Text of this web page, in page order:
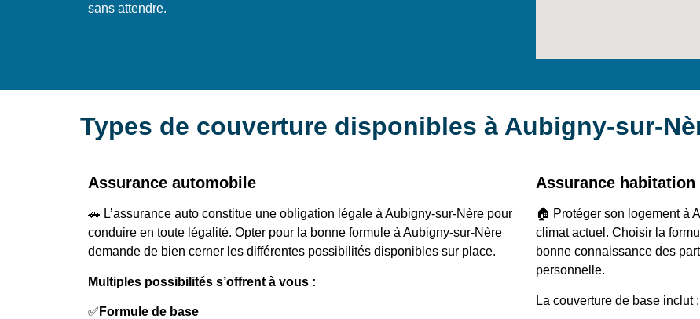
sans attendre.
Types de couverture disponibles à Aubigny-sur-
Assurance automobile
🚗 L’assurance auto constitue une obligation légale à Aubigny-sur-Nère pour
conduire en toute légalité. Opter pour la bonne formule à Aubigny-sur-Nère
demande de bien cerner les différentes possibilités disponibles sur place.
Multiples possibilités s’offrent à vous :
✅ Formule de base
Assurance habitation
🏠 Protéger son logement à
climat actuel. Choisir la
bonne connaissance des
personnelle.
La couverture de base inclut :